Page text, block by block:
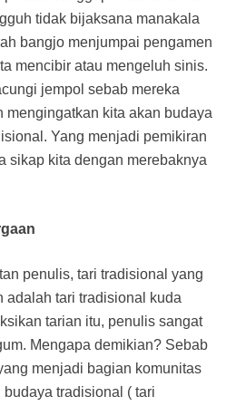
tidak bijaksana manakala
bangjo menjumpai pengamen
mencibir atau mengeluh sinis.
jempol sebab mereka
mengingatkan kita akan budaya
Yang menjadi pemikiran
sikap kita dengan merebaknya
penulis, tari tradisional yang
adalah tari tradisional kuda
tarian itu, penulis sangat
Mengapa demikian? Sebab
menjadi bagian komunitas
tradisional ( tari